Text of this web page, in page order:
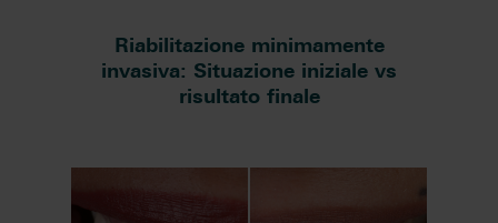
Riabilitazione minimamente
invasiva: Situazione iniziale vs
risultato finale